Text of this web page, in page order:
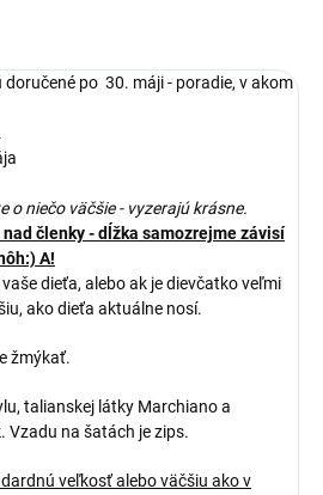
doručené po 30. máji - poradie, v akom
o niečo väčšie - vyzerajú krásne.
členky - dĺžka samozrejme závisí
A!
dieťa, alebo ak je dievčatko veľmi
ako dieťa aktuálne nosí.
žmýkať.
talianskej látky Marchiano a
Vzadu na šatách je zips.
veľkosť alebo väčšiu ako v